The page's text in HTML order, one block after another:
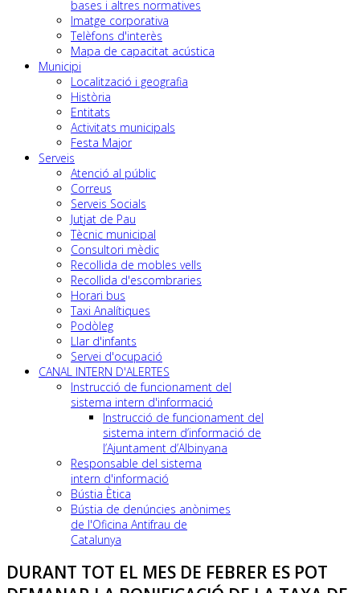
bases i altres normatives
Imatge corporativa
Telèfons d'interès
Mapa de capacitat acústica
Municipi
Localització i geografia
Història
Entitats
Activitats municipals
Festa Major
Serveis
Atenció al públic
Correus
Serveis Socials
Jutjat de Pau
Tècnic municipal
Consultori mèdic
Recollida de mobles vells
Recollida d'escombraries
Horari bus
Taxi Analítiques
Podòleg
Llar d'infants
Servei d'ocupació
CANAL INTERN D'ALERTES
Instrucció de funcionament del
sistema intern d'informació
Instrucció de funcionament del
sistema intern d’informació de
l’Ajuntament d’Albinyana
Responsable del sistema
intern d'informació
Bústia Ètica
Bústia de denúncies anònimes
de l'Oficina Antifrau de
Catalunya
DURANT TOT EL MES DE FEBRER ES POT